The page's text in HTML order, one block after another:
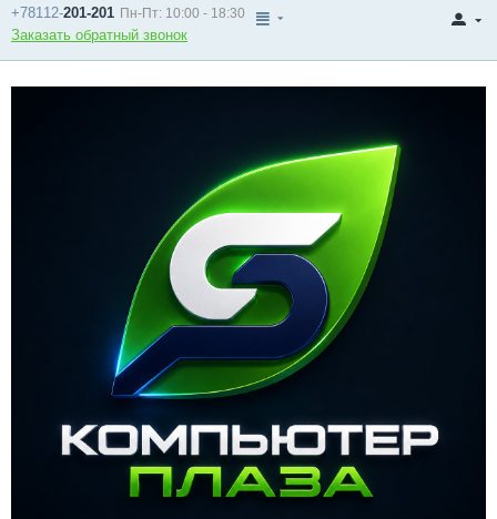
+78112-201-201 Пн-Пт: 10:00 - 18:30
Заказать обратный звонок